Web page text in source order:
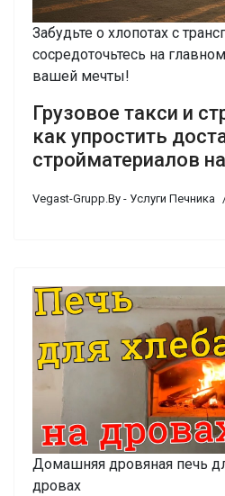
Забудьте о хлопотах с
сосредоточьтесь на
вашей мечты!
Грузовое такси и
как упростить
стройматериалов
Vegast-Grupp.By - Услуги Печника
Домашняя дровяная печь
дровах